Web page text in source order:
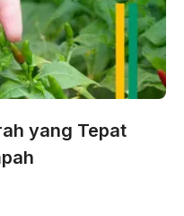
yang Tepat